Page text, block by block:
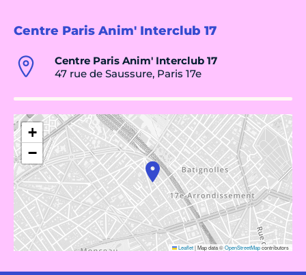
Centre Paris Anim' Interclub 17
Centre Paris Anim' Interclub 17
47 rue de Saussure, Paris 17e
+
−
Leaflet|Map data ©OpenStreetMapcontributors